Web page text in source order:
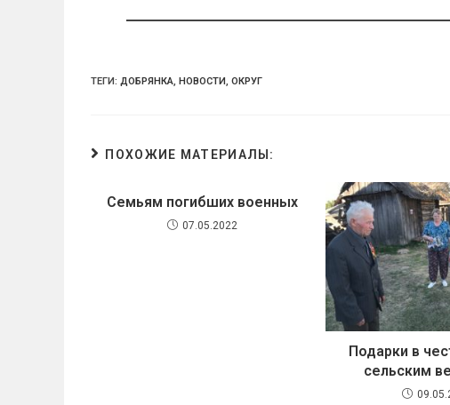
ni
ТЕГИ: ДОБРЯНКА, НОВОСТИ, ОКРУГ
ПОХОЖИЕ МАТЕРИАЛЫ:
Семьям погибших военных
07.05.2022
Подарки в
сельским